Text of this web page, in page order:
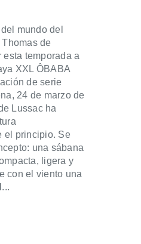
mundo del
de
esta temporada a
XXL ÔBABA
de serie
24 de marzo de
Lussac ha
el principio. Se
una sábana
ligera y
con el viento una